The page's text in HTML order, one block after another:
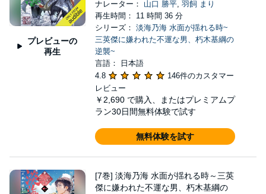
プレビューの
再生
ナレーター： 山口 勝平, 羽飼 まり
再生時間： 11 時間 36 分
シリーズ： 淡海乃海 水面が揺れる時~
三英傑に嫌われた不運な男、朽木基綱の
逆襲~
言語： 日本語
4.8
146件のカスタマー
レビュー
￥2,690 で購入、またはプレミアムプ
ラン30日間無料体験で試す
無料体験を試す
[7巻] 淡海乃海 水面が揺れる時～三英
傑に嫌われた不運な男、朽木基綱の